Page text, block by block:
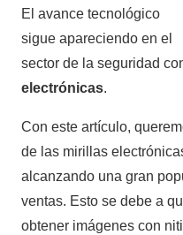
El avance tecnológico
sigue apareciendo en el
sector de la seguridad
electrónicas.
Con este artículo,
de las mirillas
alcanzando una gran
ventas. Esto se debe a
obtener imágenes con